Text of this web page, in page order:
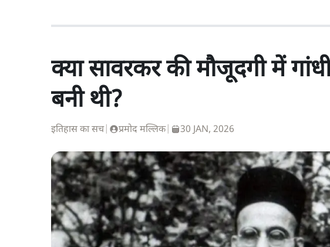
क्या सावरकर की मौजूदगी में
बनी थी?
इतिहास का सच| प्रमोद मल्लिक| 30 JAN, 2026